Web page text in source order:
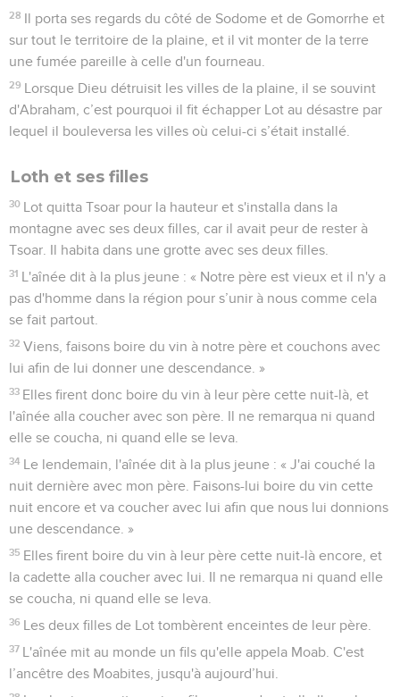
28 Il porta ses regards du côté de Sodome et de Gomorrhe et
sur tout le territoire de la plaine, et il vit monter de la terre
une fumée pareille à celle d'un fourneau.
29 Lorsque Dieu détruisit les villes de la plaine, il se souvint
d'Abraham, c’est pourquoi il fit échapper Lot au désastre par
lequel il bouleversa les villes où celui-ci s’était installé.
Loth et ses filles
30 Lot quitta Tsoar pour la hauteur et s'installa dans la
montagne avec ses deux filles, car il avait peur de rester à
Tsoar. Il habita dans une grotte avec ses deux filles.
31 L'aînée dit à la plus jeune : « Notre père est vieux et il n'y a
pas d'homme dans la région pour s’unir à nous comme cela
se fait partout.
32 Viens, faisons boire du vin à notre père et couchons avec
lui afin de lui donner une descendance. »
33 Elles firent donc boire du vin à leur père cette nuit-là, et
l'aînée alla coucher avec son père. Il ne remarqua ni quand
elle se coucha, ni quand elle se leva.
34 Le lendemain, l'aînée dit à la plus jeune : « J'ai couché la
nuit dernière avec mon père. Faisons-lui boire du vin cette
nuit encore et va coucher avec lui afin que nous lui donnions
une descendance. »
35 Elles firent boire du vin à leur père cette nuit-là encore, et
la cadette alla coucher avec lui. Il ne remarqua ni quand elle
se coucha, ni quand elle se leva.
36 Les deux filles de Lot tombèrent enceintes de leur père.
37 L'aînée mit au monde un fils qu'elle appela Moab. C'est
l’ancêtre des Moabites, jusqu'à aujourd’hui.